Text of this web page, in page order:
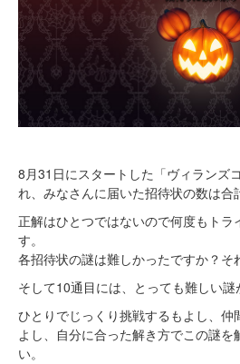
8月31日にスタートした「ヴィランズ
れ、みなさんに届いた招待状の数は合
正解はひとつではないので何度もトラ
す。
各招待状の謎は難しかったですか？そ
そして10通目には、とっても難しい謎
ひとりでじっくり挑戦するもよし、仲
よし、自分に合った解き方でこの謎を
い。